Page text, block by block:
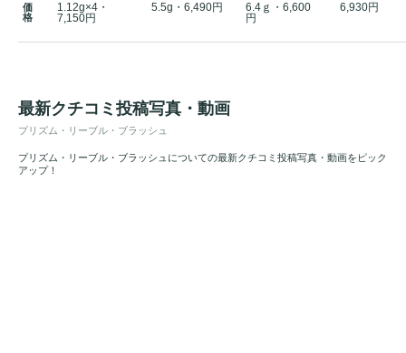
価
格
1.12g×4・
7,150円
5.5g・6,490円
6.4ｇ・6,600
円
6,930円
最新クチコミ投稿写真・動画
プリズム・リーブル・ブラッシュ
プリズム・リーブル・ブラッシュについての最新クチコミ投稿写真・動画をピック
アップ！